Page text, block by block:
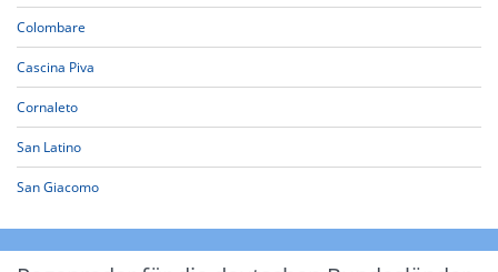
Colombare
Cascina Piva
Cornaleto
San Latino
San Giacomo